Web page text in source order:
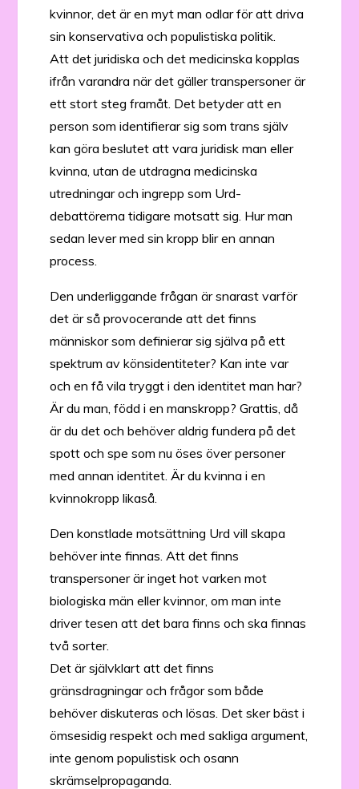
kvinnor, det är en myt man odlar för att driva
sin konservativa och populistiska politik.
Att det juridiska och det medicinska kopplas
ifrån varandra när det gäller transpersoner är
ett stort steg framåt. Det betyder att en
person som identifierar sig som trans själv
kan göra beslutet att vara juridisk man eller
kvinna, utan de utdragna medicinska
utredningar och ingrepp som Urd-
debattörerna tidigare motsatt sig. Hur man
sedan lever med sin kropp blir en annan
process.
Den underliggande frågan är snarast varför
det är så provocerande att det finns
människor som definierar sig själva på ett
spektrum av könsidentiteter? Kan inte var
och en få vila tryggt i den identitet man har?
Är du man, född i en manskropp? Grattis, då
är du det och behöver aldrig fundera på det
spott och spe som nu öses över personer
med annan identitet. Är du kvinna i en
kvinnokropp likaså.
Den konstlade motsättning Urd vill skapa
behöver inte finnas. Att det finns
transpersoner är inget hot varken mot
biologiska män eller kvinnor, om man inte
driver tesen att det bara finns och ska finnas
två sorter.
Det är självklart att det finns
gränsdragningar och frågor som både
behöver diskuteras och lösas. Det sker bäst i
ömsesidig respekt och med sakliga argument,
inte genom populistisk och osann
skrämselpropaganda.